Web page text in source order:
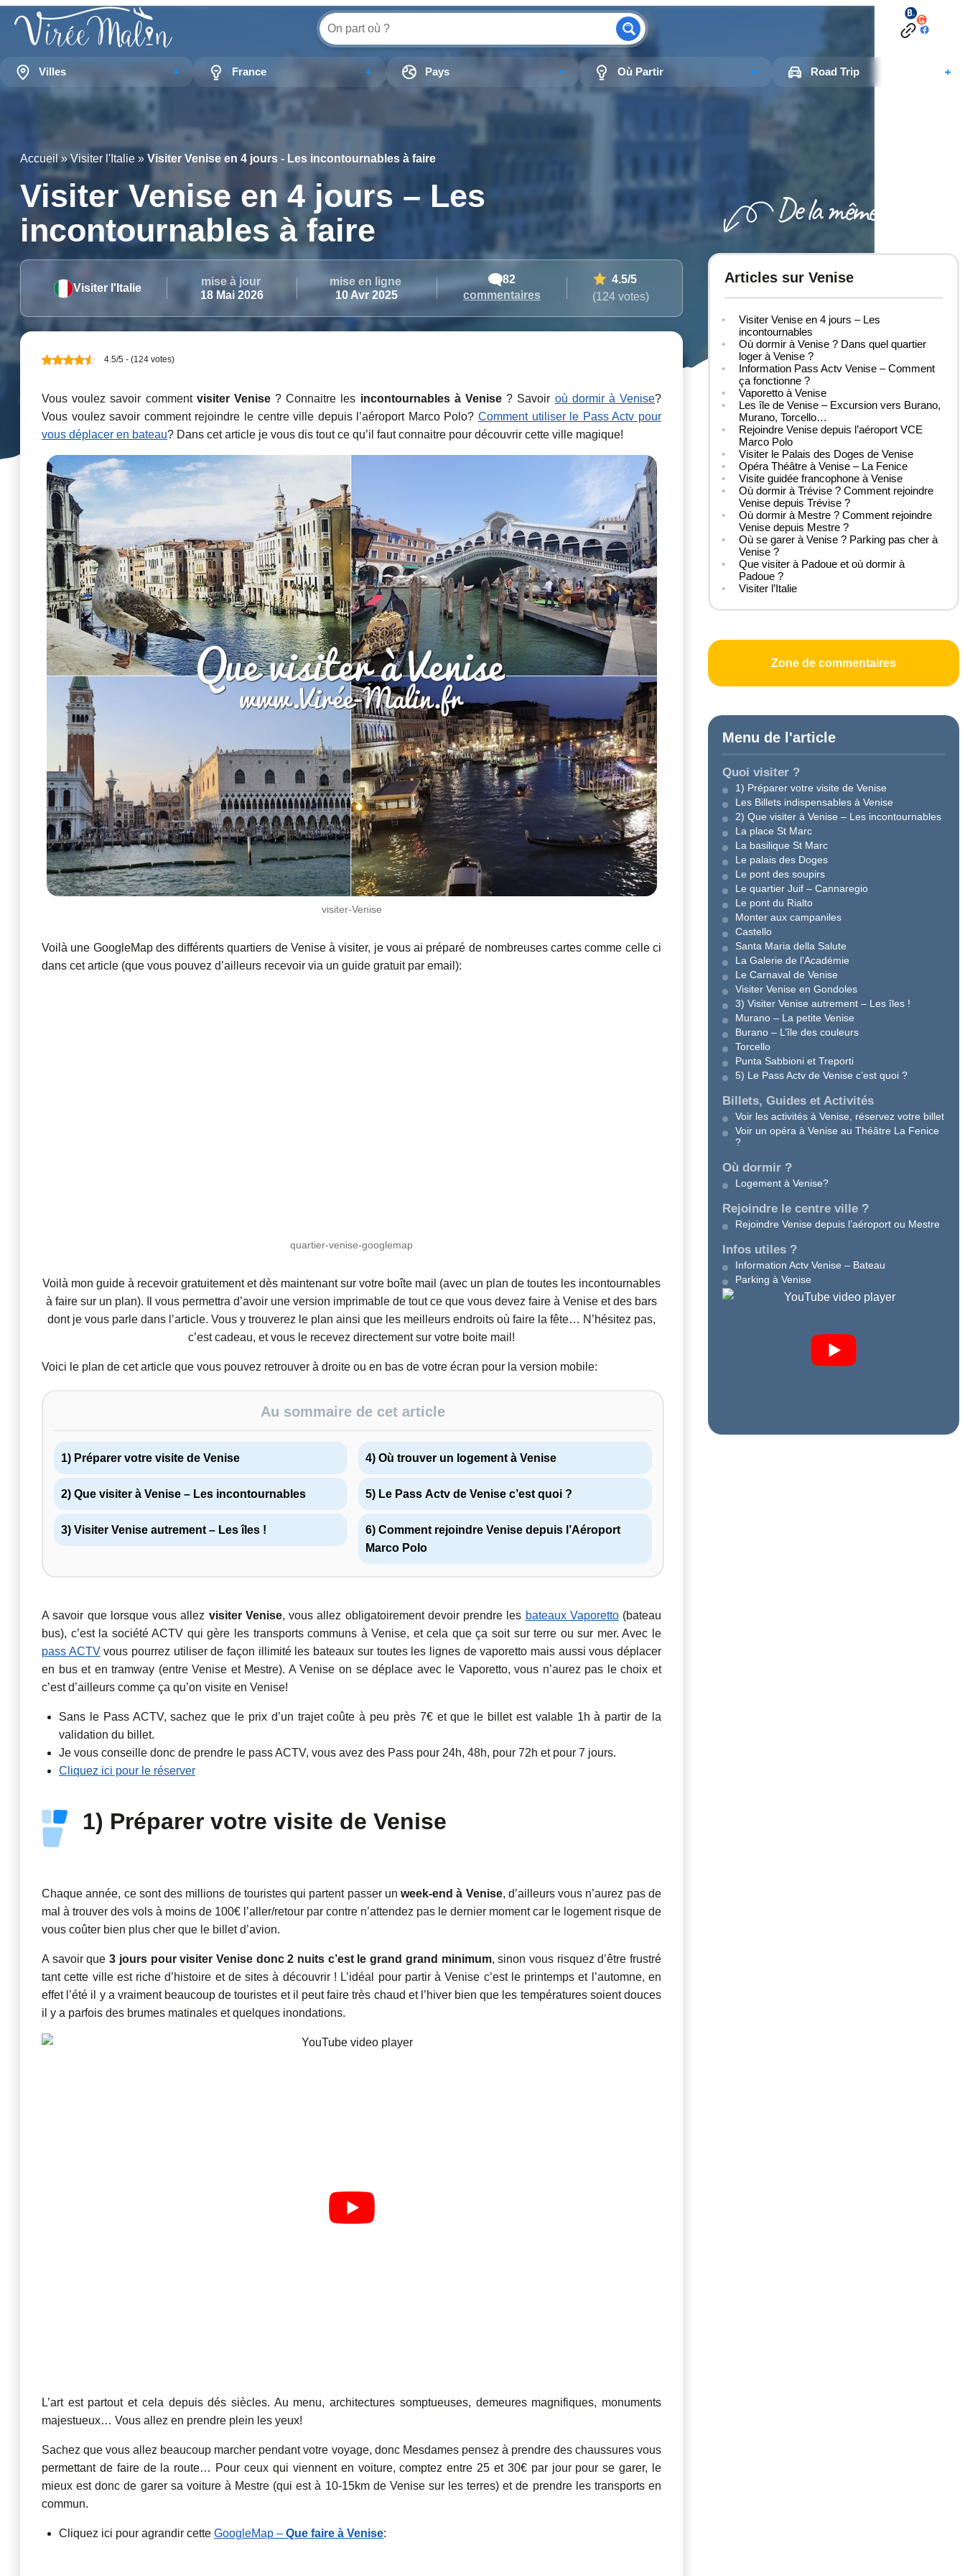
Villes France Pays Où Partir Road Trip
Accueil»Visiter l'Italie » Visiter Venise en 4 jours - Les incontournables à faire
Visiter Venise en 4 jours – Les
incontournables à faire
Visiter l'Italie
mise à jour
18 Mai 2026
mise en ligne
10 Avr 2025
82
commentaires
4.5/5
(124 votes)
4.5/5 - (124 votes)
Vous voulez savoir comment visiter Venise? Connaitre les incontournables à Venise? Savoir où dormir à Venise?
Vous voulez savoir comment rejoindre le centre ville depuis l’aéroport Marco Polo?Comment utiliser le Pass Actv pour
vous déplacer en bateau? Dans cet article je vous dis tout ce qu’il faut connaitre pour découvrir cette ville magique!
visiter-Venise
Voilà une GoogleMap des différents quartiers de Venise à visiter, je vous ai préparé de nombreuses cartes comme celle ci
dans cet article (que vous pouvez d’ailleurs recevoir via un guide gratuit par email):
quartier-venise-googlemap
Voilà mon guide à recevoir gratuitement et dès maintenant sur votre boîte mail (avec un plan de toutes les incontournables
à faire sur un plan). Il vous permettra d’avoir une version imprimable de tout ce que vous devez faire à Venise et des bars
dont je vous parle dans l’article. Vous y trouverez le plan ainsi que les meilleurs endroits où faire la fête… N’hésitez pas,
c’est cadeau, et vous le recevez directement sur votre boite mail!
Voici le plan de cet article que vous pouvez retrouver à droite ou en bas de votre écran pour la version mobile:
Au sommaire de cet article
1) Préparer votre visite de Venise
2) Que visiter à Venise – Les incontournables
3) Visiter Venise autrement – Les îles !
4) Où trouver un logement à Venise
5) Le Pass Actv de Venise c’est quoi ?
6) Comment rejoindre Venise depuis l’Aéroport
Marco Polo
A savoir que lorsque vous allez visiter Venise, vous allez obligatoirement devoir prendre les bateaux Vaporetto(bateau
bus), c’est la société ACTV qui gère les transports communs à Venise, et cela que ça soit sur terre ou sur mer. Avec le
pass ACTVvous pourrez utiliser de façon illimité les bateaux sur toutes les lignes de vaporetto mais aussi vous déplacer
en bus et en tramway (entre Venise et Mestre). A Venise on se déplace avec le Vaporetto, vous n’aurez pas le choix et
c’est d’ailleurs comme ça qu’on visite en Venise!
Sans le Pass ACTV, sachez que le prix d’un trajet coûte à peu près 7€ et que le billet est valable 1h à partir de la
validation du billet.
Je vous conseille donc de prendre le pass ACTV, vous avez des Pass pour 24h, 48h, pour 72h et pour 7 jours.
Cliquez ici pour le réserver
1) Préparer votre visite de Venise
Chaque année, ce sont des millions de touristes qui partent passer unweek-end à Venise, d’ailleurs vous n’aurez pas de
mal à trouver des vols à moins de 100€ l’aller/retour par contre n’attendez pas le dernier moment car le logement risque de
vous coûter bien plus cher que le billet d’avion.
A savoir que3 jours pour visiter Venise donc 2 nuits c’est le grand grand minimum, sinon vous risquez d’être frustré
tant cette ville est riche d’histoire et de sites à découvrir ! L’idéal pour partir à Venise c’est le printemps et l’automne, en
effet l’été il y a vraiment beaucoup de touristes et il peut faire très chaud et l’hiver bien que les températures soient douces
il y a parfois des brumes matinales et quelques inondations.
L’art est partout et cela depuis dés siècles. Au menu, architectures somptueuses, demeures magnifiques, monuments
majestueux… Vous allez en prendre plein les yeux!
Sachez que vous allez beaucoup marcher pendant votre voyage, donc Mesdames pensez à prendre des chaussures vous
permettant de faire de la route… Pour ceux qui viennent en voiture, comptez entre 25 et 30€ par jour pour se garer, le
mieux est donc de garer sa voiture à Mestre (qui est à 10-15km de Venise sur les terres) et de prendre les transports en
commun.
Cliquez ici pour agrandir cette GoogleMap – Que faire à Venise:
Articles sur Venise
Visiter Venise en 4 jours – Les
incontournables
Où dormir à Venise ? Dans quel quartier
loger à Venise ?
Information Pass Actv Venise – Comment
ça fonctionne ?
Vaporetto à Venise
Les île de Venise – Excursion vers Burano,
Murano, Torcello…
Rejoindre Venise depuis l’aéroport VCE
Marco Polo
Visiter le Palais des Doges de Venise
Opéra Théâtre à Venise – La Fenice
Visite guidée francophone à Venise
Où dormir à Trévise ? Comment rejoindre
Venise depuis Trévise ?
Où dormir à Mestre ? Comment rejoindre
Venise depuis Mestre ?
Où se garer à Venise ? Parking pas cher à
Venise ?
Que visiter à Padoue et où dormir à
Padoue ?
Visiter l’Italie
Zone de commentaires
Menu de l'article
Quoi visiter ?
1) Préparer votre visite de Venise
Les Billets indispensables à Venise
2) Que visiter à Venise – Les incontournables
La place St Marc
La basilique St Marc
Le palais des Doges
Le pont des soupirs
Le quartier Juif – Cannaregio
Le pont du Rialto
Monter aux campaniles
Castello
Santa Maria della Salute
La Galerie de l’Académie
Le Carnaval de Venise
Visiter Venise en Gondoles
3) Visiter Venise autrement – Les îles !
Murano – La petite Venise
Burano – L’île des couleurs
Torcello
Punta Sabbioni et Treporti
5) Le Pass Actv de Venise c’est quoi ?
Billets, Guides et Activités
Voir les activités à Venise, réservez votre billet
Voir un opéra à Venise au Théâtre La Fenice
?
Où dormir ?
Logement à Venise?
Rejoindre le centre ville ?
Rejoindre Venise depuis l’aéroport ou Mestre
Infos utiles ?
Information Actv Venise – Bateau
Parking à Venise